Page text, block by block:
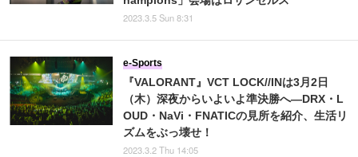
2023.3.5 Sun 8:31
『VALORANT』VCT LOCK//INは3月2日
（木）深夜からいよいよ準決勝へ―DRX・L
OUD・NaVi・FNATICの見所を紹介、生活リ
ズムをぶっ壊せ！
e-Sports
2023.3.2 Thu 14:05